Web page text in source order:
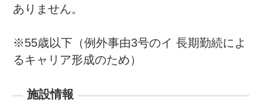
ありません。
※55歳以下（例外事由3号のイ 長期勤続によ
るキャリア形成のため）
施設情報